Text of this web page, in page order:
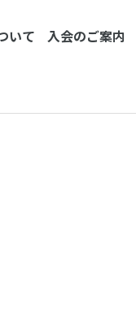
いて 入会のご案内